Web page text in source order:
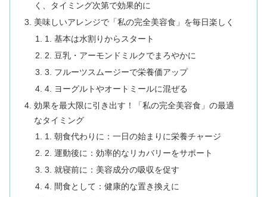
く、タイミング次第で効果的に
美味しいアレンジで「私の完全美容食」を毎日楽しく
1. 基本は水割りからスタート
2. 豆乳・アーモンドミルクでまろやかに
3. フルーツスムージーで栄養価アップ
4. ヨーグルトやオートミールに混ぜる
効果を最大限に引き出す！「私の完全美容食」の最適
なタイミング
1. 朝食代わりに：一日の始まりに栄養チャージ
2. 運動後に：効率的なリカバリーをサポート
3. 就寝前に：美容成分の吸収を促す
4. 間食として：健康的な置き換えに